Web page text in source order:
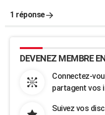
1 réponse
DEVENEZ MEMBRE
Connectez-
partagent vos
Suivez vos